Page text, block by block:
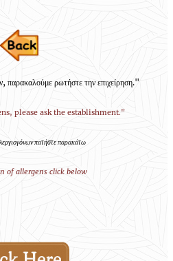
παρακαλούμε ρωτήστε την επιχείρηση."
please ask the establishment."
πατήστε παρακάτω
of allergens click below